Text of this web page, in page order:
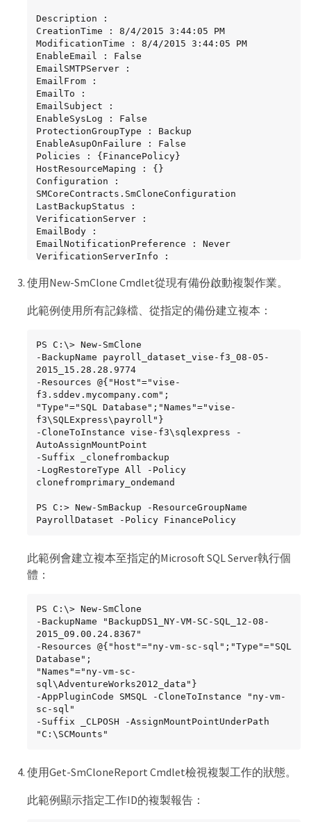
Description :
CreationTime : 8/4/2015 3:44:05 PM
ModificationTime : 8/4/2015 3:44:05 PM
EnableEmail : False
EmailSMTPServer :
EmailFrom :
EmailTo :
EmailSubject :
EnableSysLog : False
ProtectionGroupType : Backup
EnableAsupOnFailure : False
Policies : {FinancePolicy}
HostResourceMaping : {}
Configuration :
SMCoreContracts.SmCloneConfiguration
LastBackupStatus :
VerificationServer :
EmailBody :
EmailNotificationPreference : Never
VerificationServerInfo :
SchedulerSQLInstance :
CustomSnapshotFormat :
SearchResources : False
IsCustomSnapshot :
MaintenanceStatus : Production
PluginProtectionGroupTypes : {SMSQL}
Name : Payrolldataset
Type : Group
Id : 1
Host :
UserName :
Passphrase :
Deleted : False
Auth : SMCoreContracts.SmAuth
IsClone : False
ApplySnapvaultUpdate : False
ApplyRetention : False
ApplySnapMirrorUpdate : False
SnapVaultLabel :
MirrorVaultUpdateRetryCount : 7
Description : FinancePolicy
PreScriptPath :
PreScriptArguments :
PostScriptPath :
PostScriptArguments :
ScriptTimeOut : 60000
DateModified : 8/4/2015 3:43:30 PM
DateCreated : 8/4/2015 3:43:30 PM
Schedule : SMCoreContracts.SmSchedule
PolicyType : Backup
PluginPolicyType : SMSQL
Id : 1
UserName :
Passphrase :
使用New-SmClone Cmdlet從現有備份啟動複製作業。
此範例使用所有記錄檔、從指定的備份建立複本：
PS C:\> New-SmClone
-BackupName payroll_dataset_vise-f3_08-05-
2015_15.28.28.9774
-Resources @{"Host"="vise-
f3.sddev.mycompany.com";
"Type"="SQL Database";"Names"="vise-
f3\SQLExpress\payroll"}
-CloneToInstance vise-f3\sqlexpress -
AutoAssignMountPoint
-Suffix _clonefrombackup
-LogRestoreType All -Policy
clonefromprimary_ondemand
PS C:> New-SmBackup -ResourceGroupName
PayrollDataset -Policy FinancePolicy
此範例會建立複本至指定的Microsoft SQL Server執行個
體：
PS C:\> New-SmClone
-BackupName "BackupDS1_NY-VM-SC-SQL_12-08-
2015_09.00.24.8367"
-Resources @{"host"="ny-vm-sc-sql";"Type"="SQL
Database";
"Names"="ny-vm-sc-
sql\AdventureWorks2012_data"}
-AppPluginCode SMSQL -CloneToInstance "ny-vm-
sc-sql"
-Suffix _CLPOSH -AssignMountPointUnderPath
"C:\SCMounts"
使用Get-SmCloneReport Cmdlet檢視複製工作的狀態。
此範例顯示指定工作ID的複製報告：